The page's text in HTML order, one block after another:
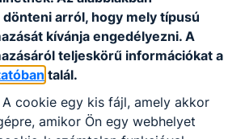
arról, hogy mely típusú
kívánja engedélyezni. A
teljeskörű információkat a
talál.
cookie egy kis fájl, amely akkor
amikor Ön egy webhelyet